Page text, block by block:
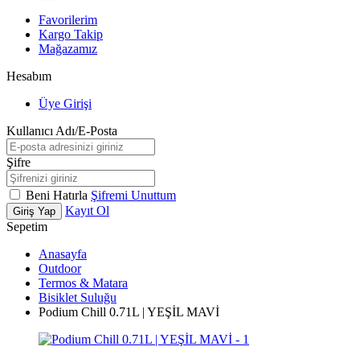
Favorilerim
Kargo Takip
Mağazamız
Hesabım
Üye Girişi
Kullanıcı Adı/E-Posta
Şifre
Beni Hatırla Şifremi Unuttum
Giriş Yap
Kayıt Ol
Sepetim
Anasayfa
Outdoor
Termos & Matara
Bisiklet Suluğu
Podium Chill 0.71L | YEŞİL MAVİ